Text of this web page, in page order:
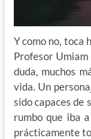
Y como no, toca
Profesor
duda, muchos
vida. Un
sido capaces de
rumbo que iba
prácticamente